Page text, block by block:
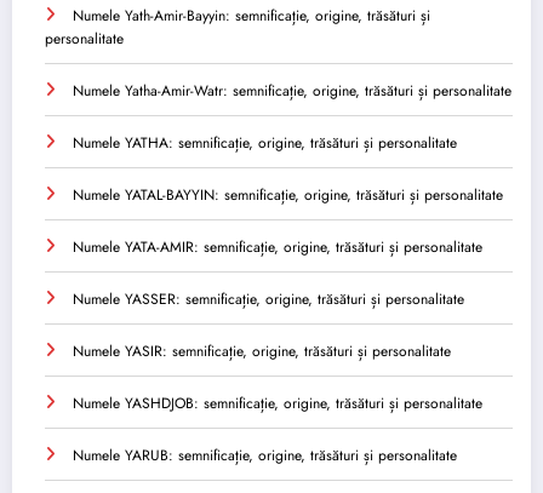
Numele Yath-Amir-Bayyin: semnificație, origine, trăsături și
personalitate
Numele Yatha-Amir-Watr: semnificație, origine, trăsături și personalitate
Numele YATHA: semnificație, origine, trăsături și personalitate
Numele YATAL-BAYYIN: semnificație, origine, trăsături și personalitate
Numele YATA-AMIR: semnificație, origine, trăsături și personalitate
Numele YASSER: semnificație, origine, trăsături și personalitate
Numele YASIR: semnificație, origine, trăsături și personalitate
Numele YASHDJOB: semnificație, origine, trăsături și personalitate
Numele YARUB: semnificație, origine, trăsături și personalitate